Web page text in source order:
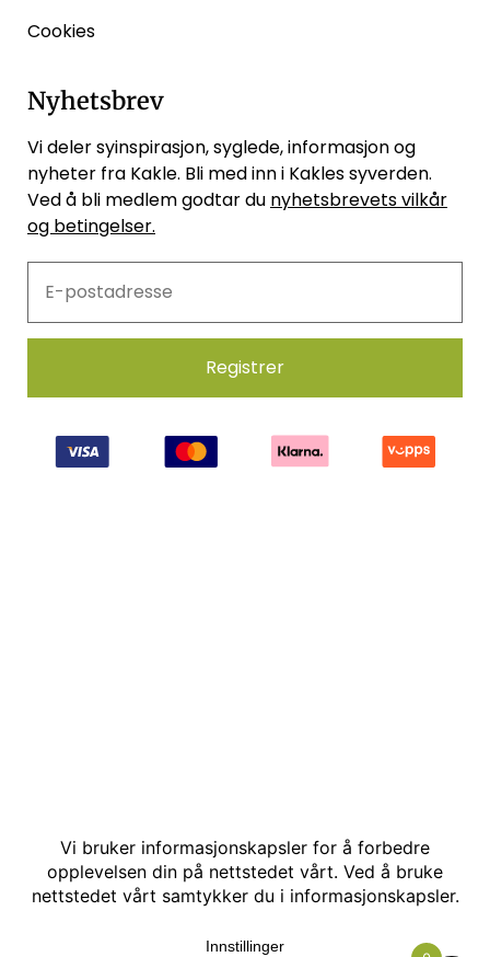
Cookies
Nyhetsbrev
Vi deler syinspirasjon, syglede, informasjon og
nyheter fra Kakle. Bli med inn i Kakles syverden.
Ved å bli medlem godtar du nyhetsbrevets vilkår
og betingelser.